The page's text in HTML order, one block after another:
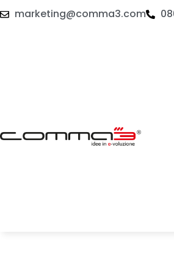
marketing@comma3.com